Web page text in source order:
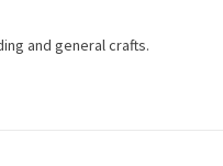
and general crafts.